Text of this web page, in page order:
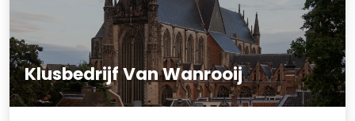
Klusbedrijf Van Wanrooij